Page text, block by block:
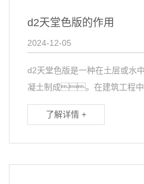
d2天堂色版的作用
2024-12-05
d2天堂色版是一种在土层或
凝土制成。在建筑工
了解详情 +